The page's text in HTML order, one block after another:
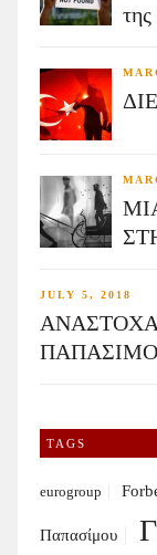
JULY 5, 2018
TAGS
eurogroup
Παπασίμου